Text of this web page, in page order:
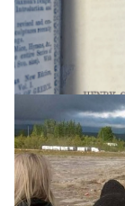
HEIMUR
Þrjátíu og
andlát níu ára